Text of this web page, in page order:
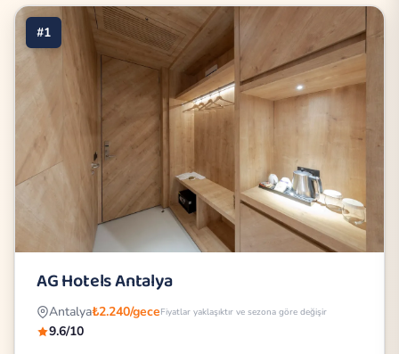
#1
AG Hotels Antalya
Antalya₺2.240/geceFiyatlar yaklaşıktır ve sezona göre değişir
9.6/10